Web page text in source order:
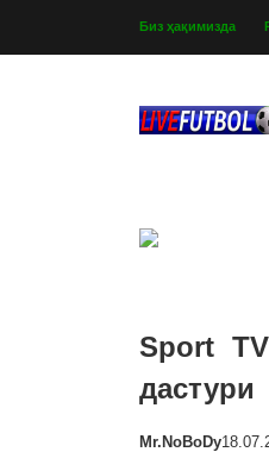
Биз ҳақимизда
Sport
дастури
Mr.NoBoDy